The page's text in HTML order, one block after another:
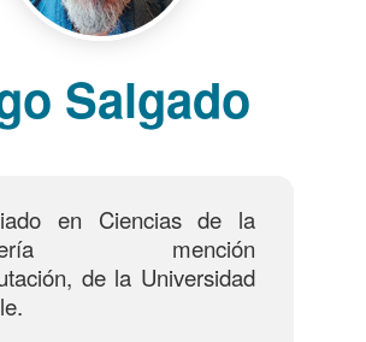
Salgado
en Ciencias de la
mención
de la Universidad